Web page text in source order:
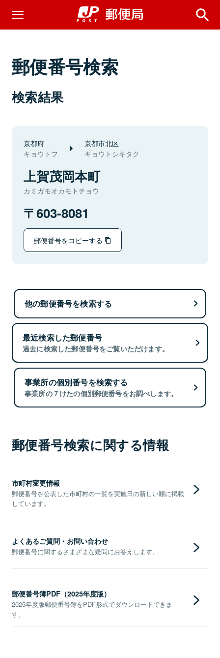
郵便番号検索
検索結果
京都府
キョウトフ
京都市北区
キョウトシキタク
上賀茂岡本町
カミガモオカモトチョウ
603-8081
郵便番号をコピーする
他の郵便番号を検索する
最近検索した郵便番号
過去に検索した郵便番号をご覧いただけます。
事業所の個別番号を検索する
事業所の７けたの個別郵便番号をお調べします。
郵便番号検索に関する情報
市町村変更情報
郵便番号を公表した市町村の一覧を実施日の新しい順に掲載
しています。
よくあるご質問・お問い合わせ
郵便番号に関するさまざまな疑問にお答えします。
郵便番号簿PDF（2025年度版）
2025年度版郵便番号簿をPDF形式でダウンロードできま
す。